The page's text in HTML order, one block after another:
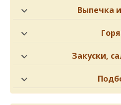
Выпечка
Закуски,